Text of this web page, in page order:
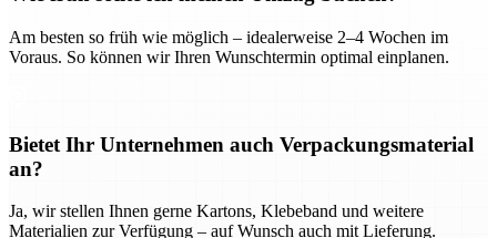
Am besten so früh wie möglich – idealerweise 2–4 Wochen im
Voraus. So können wir Ihren Wunschtermin optimal einplanen.
Bietet Ihr Unternehmen auch Verpackungsmaterial
an?
Ja, wir stellen Ihnen gerne Kartons, Klebeband und weitere
Materialien zur Verfügung – auf Wunsch auch mit Lieferung.